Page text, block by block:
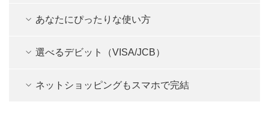
何歳から持てる？
15歳(中学生を除く)から
あなたにぴったりな使い方
選べるデビット（VISA/JCB）
ネットショッピングもスマホで完結